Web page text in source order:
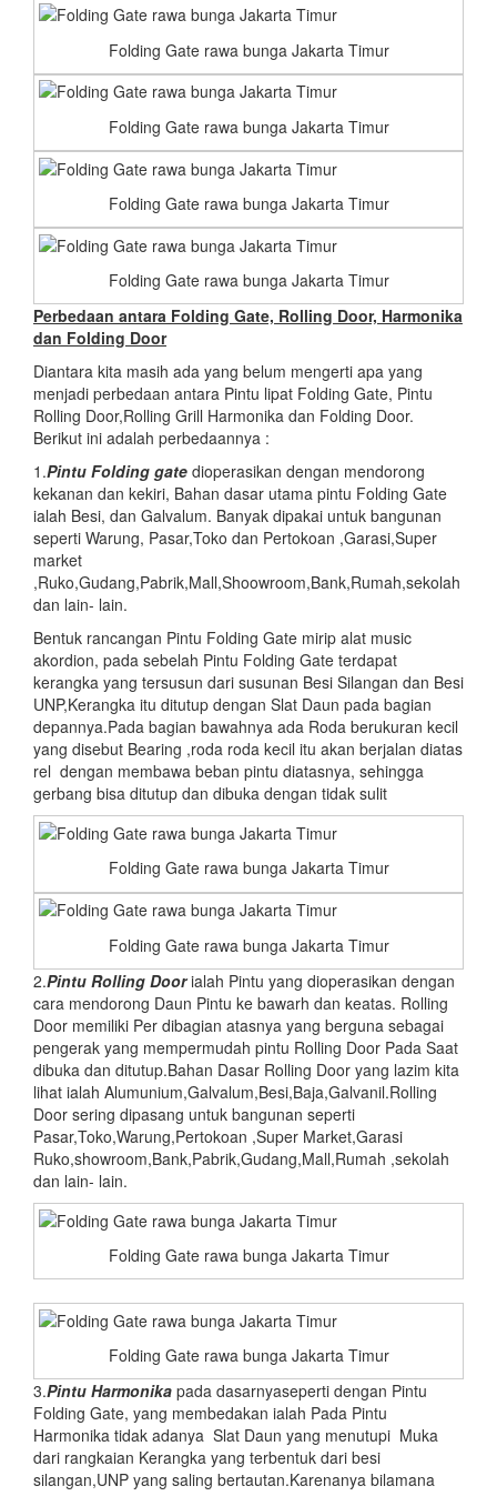
Folding Gate rawa bunga Jakarta Timur
Folding Gate rawa bunga Jakarta Timur
Folding Gate rawa bunga Jakarta Timur
Folding Gate rawa bunga Jakarta Timur
Perbedaan antara Folding Gate, Rolling Door, Harmonika
dan Folding Door
Diantara kita masih ada yang belum mengerti apa yang
menjadi perbedaan antara Pintu lipat Folding Gate, Pintu
Rolling Door,Rolling Grill Harmonika dan Folding Door.
Berikut ini adalah perbedaannya :
1.Pintu Folding gate dioperasikan dengan mendorong
kekanan dan kekiri, Bahan dasar utama pintu Folding Gate
ialah Besi, dan Galvalum. Banyak dipakai untuk bangunan
seperti Warung, Pasar,Toko dan Pertokoan ,Garasi,Super
market
,Ruko,Gudang,Pabrik,Mall,Shoowroom,Bank,Rumah,sekolah
dan lain- lain.
Bentuk rancangan Pintu Folding Gate mirip alat music
akordion, pada sebelah Pintu Folding Gate terdapat
kerangka yang tersusun dari susunan Besi Silangan dan Besi
UNP,Kerangka itu ditutup dengan Slat Daun pada bagian
depannya.Pada bagian bawahnya ada Roda berukuran kecil
yang disebut Bearing ,roda roda kecil itu akan berjalan diatas
rel dengan membawa beban pintu diatasnya, sehingga
gerbang bisa ditutup dan dibuka dengan tidak sulit
Folding Gate rawa bunga Jakarta Timur
Folding Gate rawa bunga Jakarta Timur
2.Pintu Rolling Doorialah Pintu yang dioperasikan dengan
cara mendorong Daun Pintu ke bawarh dan keatas. Rolling
Door memiliki Per dibagian atasnya yang berguna sebagai
pengerak yang mempermudah pintu Rolling Door Pada Saat
dibuka dan ditutup.Bahan Dasar Rolling Door yang lazim kita
lihat ialah Alumunium,Galvalum,Besi,Baja,Galvanil.Rolling
Door sering dipasang untuk bangunan seperti
Pasar,Toko,Warung,Pertokoan ,Super Market,Garasi
Ruko,showroom,Bank,Pabrik,Gudang,Mall,Rumah ,sekolah
dan lain- lain.
Folding Gate rawa bunga Jakarta Timur
Folding Gate rawa bunga Jakarta Timur
3.Pintu Harmonika pada dasarnyaseperti dengan Pintu
Folding Gate, yang membedakan ialah Pada Pintu
Harmonika tidak adanya Slat Daun yang menutupi Muka
dari rangkaian Kerangka yang terbentuk dari besi
silangan,UNP yang saling bertautan.Karenanya bilamana